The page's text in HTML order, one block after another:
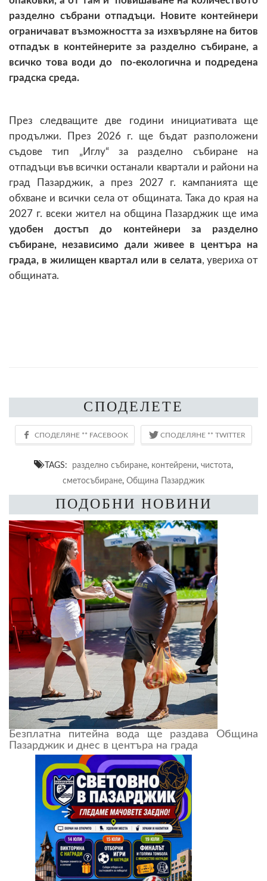
разделно събрани отпадъци. Новите контейнери
ограничават възможността за изхвърляне на битов
отпадък в контейнерите за разделно събиране, а
всичко това води до по-екологична и подредена
градска среда.
През следващите две години инициативата ще
продължи. През 2026 г. ще бъдат разположени
съдове тип „Иглу“ за разделно събиране на
отпадъци във всички останали квартали и райони на
град Пазарджик, а през 2027 г. кампанията ще
обхване и всички села от общината. Така до края на
2027 г. всеки жител на община Пазарджик ще има
удобен достъп до контейнери за разделно
събиране, независимо дали живее в центъра на
града, в жилищен квартал или в селата, увериха от
общината.
СПОДЕЛЕТЕ
TAGS: разделно събиране, контейрени, чистота,
сметосъбиране, Община Пазарджик
ПОДОБНИ НОВИНИ
Безплатна питейна вода ще раздава Община
Пазарджик и днес в центъра на града